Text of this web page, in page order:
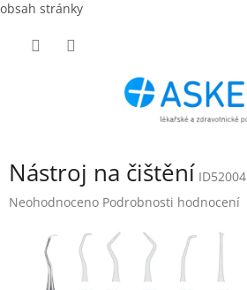
obsah stránky
Nástroj na čištění ID52004
Průměrné
produktu
Neohodnoceno Podrobnosti hodnocení